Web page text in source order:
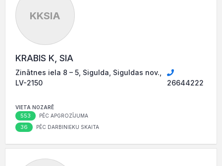
KKSIA
KRABIS K, SIA
Zinātnes iela 8 – 5, Sigulda, Siguldas nov.,
LV-2150
26644222
VIETA NOZARĒ
553 PĒC APGROZĪJUMA
36 PĒC DARBINIEKU SKAITA